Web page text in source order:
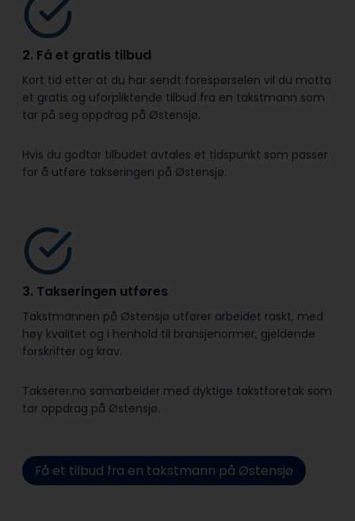
2. Få et gratis tilbud
Kort tid etter at du har sendt forespørselen vil du motta
et gratis og uforpliktende tilbud fra en takstmann som
tar på seg oppdrag på Østensjø.
Hvis du godtar tilbudet avtales et tidspunkt som passer
for å utføre takseringen på Østensjø.
3. Takseringen utføres
Takstmannen på Østensjø utfører arbeidet raskt, med
høy kvalitet og i henhold til bransje­normer, gjeldende
forskrifter og krav.
Takserer.no samarbeider med dyktige takstforetak som
tar oppdrag på Østensjø.
Få et tilbud fra en takstmann på Østensjø